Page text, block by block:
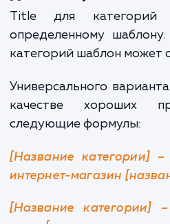
главного ключа (в
по которой вы
тематики вашего
топонима (город,
компания, или ее
Например, Москва.
случае, если запрос